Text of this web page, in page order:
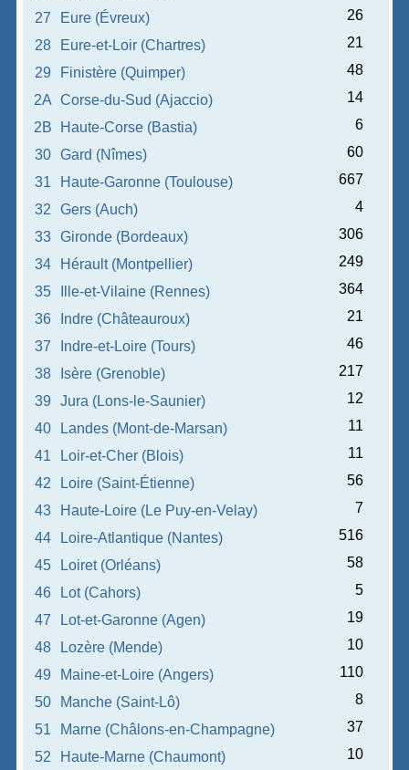
27
Eure (Évreux)
26
28
Eure-et-Loir (Chartres)
21
29
Finistère (Quimper)
48
2A Corse-du-Sud (Ajaccio)
14
2B
Haute-Corse (Bastia)
6
30
Gard (Nîmes)
60
31
Haute-Garonne (Toulouse)
667
32
Gers (Auch)
4
33
Gironde (Bordeaux)
306
34
Hérault (Montpellier)
249
35
Ille-et-Vilaine (Rennes)
364
36
Indre (Châteauroux)
21
37
Indre-et-Loire (Tours)
46
38
Isère (Grenoble)
217
39
Jura (Lons-le-Saunier)
12
40
Landes (Mont-de-Marsan)
11
41
Loir-et-Cher (Blois)
11
42
Loire (Saint-Étienne)
56
43
Haute-Loire (Le Puy-en-Velay)
7
44
Loire-Atlantique (Nantes)
516
45
Loiret (Orléans)
58
46
Lot (Cahors)
5
47
Lot-et-Garonne (Agen)
19
48
Lozère (Mende)
10
49
Maine-et-Loire (Angers)
110
50
Manche (Saint-Lô)
8
51
Marne (Châlons-en-Champagne)
37
52
Haute-Marne (Chaumont)
10